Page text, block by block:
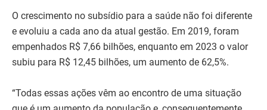
O crescimento no subsídio para a saúde não foi diferente
e evoluiu a cada ano da atual gestão. Em 2019, foram
empenhados R$ 7,66 bilhões, enquanto em 2023 o valor
subiu para R$ 12,45 bilhões, um aumento de 62,5%.
“Todas essas ações vêm ao encontro de uma situação